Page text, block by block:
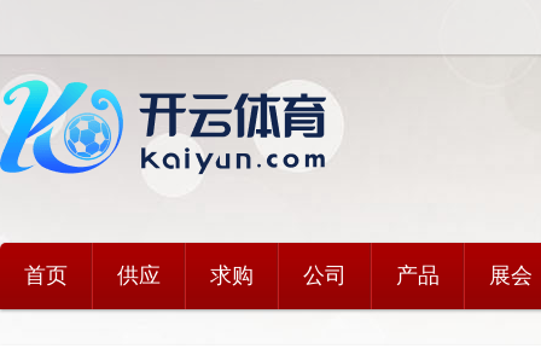
首页 供应 求购 公司 产品 展会